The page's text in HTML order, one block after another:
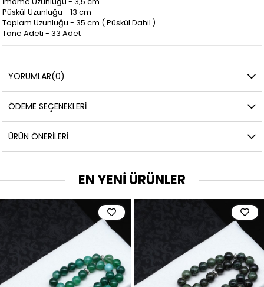
Püskül Uzunluğu - 13 cm
Toplam Uzunluğu - 35 cm ( Püskül Dahil )
Tane Adeti - 33 Adet
YORUMLAR(0)
ÖDEME SEÇENEKLERI
ÜRÜN ÖNERILERI
EN YENİ ÜRÜNLER